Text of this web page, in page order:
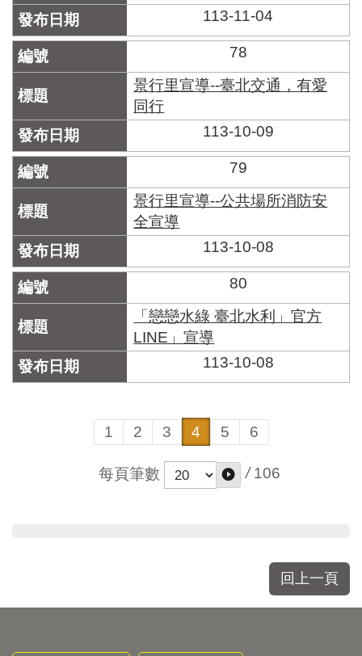
113-11-04
78
景行里宣導--臺北交通，有愛
同行
113-10-09
79
景行里宣導--公共場所消防安
全宣導
113-10-08
80
「戀戀水綠 臺北水利」官方
LINE」宣導
113-10-08
1 2 3 4 5 6
每頁筆數 / 106
回上一頁